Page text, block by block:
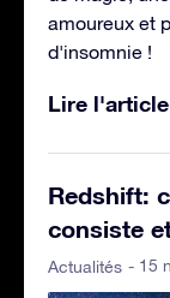
amoureux et
d'insomnie !
Lire
Redshift:
consiste
Actualités - 15